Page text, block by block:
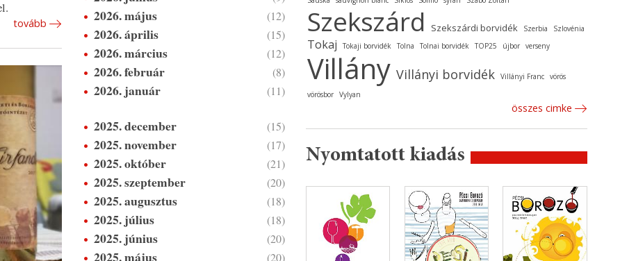
tovább 2026. május (12)
2026. április (15)
2026. március (12)
2026. február (8)
2026. január (11)
2025. december (15)
2025. november (17)
2025. október (21)
2025. szeptember (20)
2025. augusztus (18)
2025. július (18)
2025. június (20)
2025. május (20)
Szekszárd Szekszárdi borvidék Szerbia Szlovénia
Tokaj Tokaji borvidék Tolna Tolnai borvidék TOP25 újbor verseny
Villány Villányi borvidék Villányi Franc vörös
vörösbor Vylyan
összes cimke
Nyomtatott kiadás